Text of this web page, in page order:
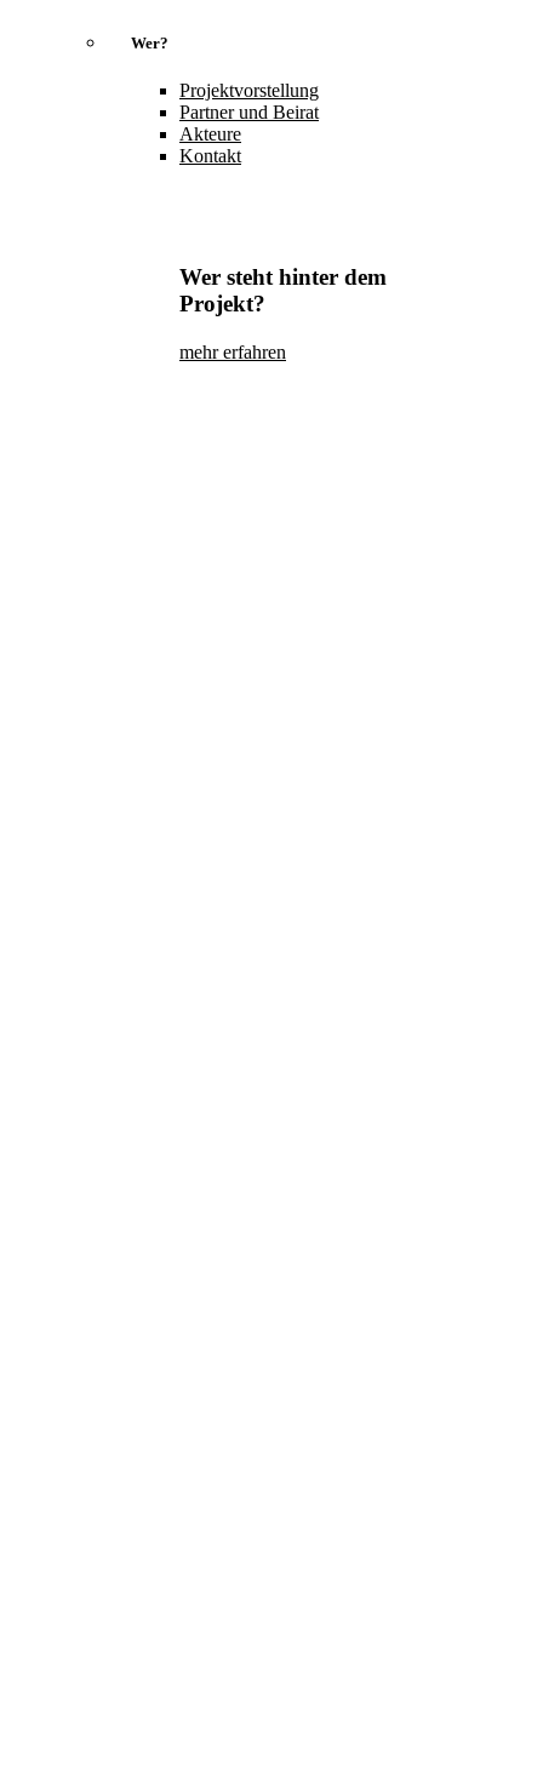
Wer?
Projektvorstellung
Partner und Beirat
Akteure
Kontakt
Wer steht hinter dem
Projekt?
mehr erfahren